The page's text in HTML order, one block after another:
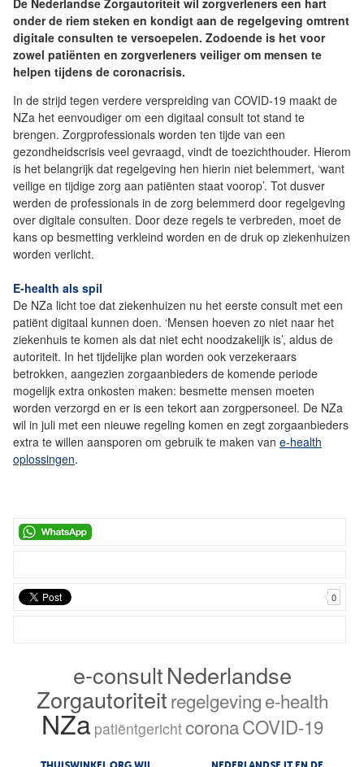
De Nederlandse Zorgautoriteit wil zorgverleners een hart
onder de riem steken en kondigt aan de regelgeving omtrent
digitale consulten te versoepelen. Zodoende is het voor
zowel patiënten en zorgverleners veiliger om mensen te
helpen tijdens de coronacrisis.
In de strijd tegen verdere verspreiding van COVID-19 maakt de
NZa het eenvoudiger om een digitaal consult tot stand te
brengen. Zorgprofessionals worden ten tijde van een
gezondheidscrisis veel gevraagd, vindt de toezichthouder. Hierom
is het belangrijk dat regelgeving hen hierin niet belemmert, ‘want
veilige en tijdige zorg aan patiënten staat voorop’. Tot dusver
werden de professionals in de zorg belemmerd door regelgeving
over digitale consulten. Door deze regels te verbreden, moet de
kans op besmetting verkleind worden en de druk op ziekenhuizen
worden verlicht.
E-health als spil
De NZa licht toe dat ziekenhuizen nu het eerste consult met een
patiënt digitaal kunnen doen. ‘Mensen hoeven zo niet naar het
ziekenhuis te komen als dat niet echt noodzakelijk is’, aldus de
autoriteit. In het tijdelijke plan worden ook verzekeraars
betrokken, aangezien zorgaanbieders de komende periode
mogelijk extra onkosten maken: besmette mensen moeten
worden verzorgd en er is een tekort aan zorgpersoneel. De NZa
wil in juli met een nieuwe regeling komen en zegt zorgaanbieders
extra te willen aansporen om gebruik te maken van e-health
oplossingen.
0
e-consultNederlandse
Zorgautoriteitregelgevinge-health
NZa patiëntgerichtcoronaCOVID-19